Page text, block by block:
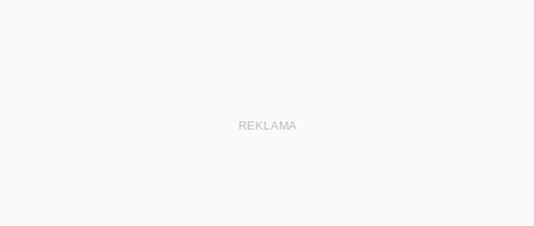
REKLAMA